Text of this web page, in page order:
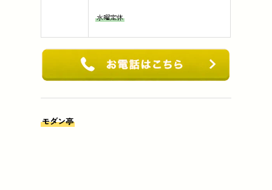
水曜定休
モダン亭